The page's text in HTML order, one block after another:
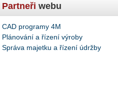
Partneři webu
CAD programy 4M
Plánování a řízení výroby
Správa majetku a řízení údržby